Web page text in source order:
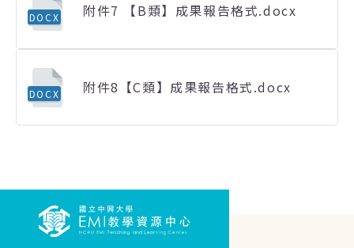
DOCX 附件7 【B類】成果報告格式.docx
DOCX 附件8【C類】成果報告格式.docx